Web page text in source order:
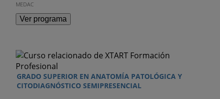
MEDAC
Ver programa
GRADO SUPERIOR EN ANATOMÍA PATOLÓGICA Y
CITODIAGNÓSTICO SEMIPRESENCIAL